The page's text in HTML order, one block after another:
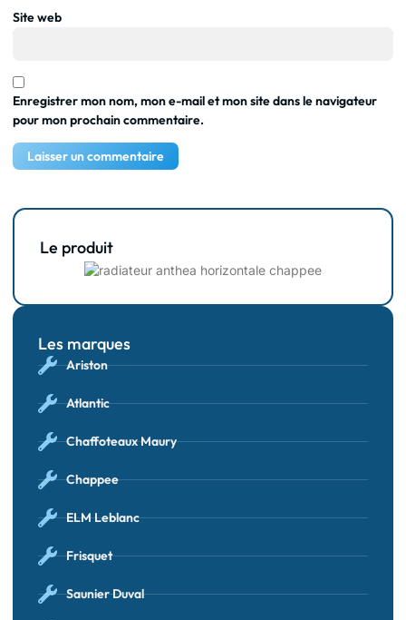
Site web
Enregistrer mon nom, mon e-mail et mon site dans le navigateur
pour mon prochain commentaire.
Le produit
Les marques
Ariston
Atlantic
Chaffoteaux Maury
Chappee
ELM Leblanc
Frisquet
Saunier Duval